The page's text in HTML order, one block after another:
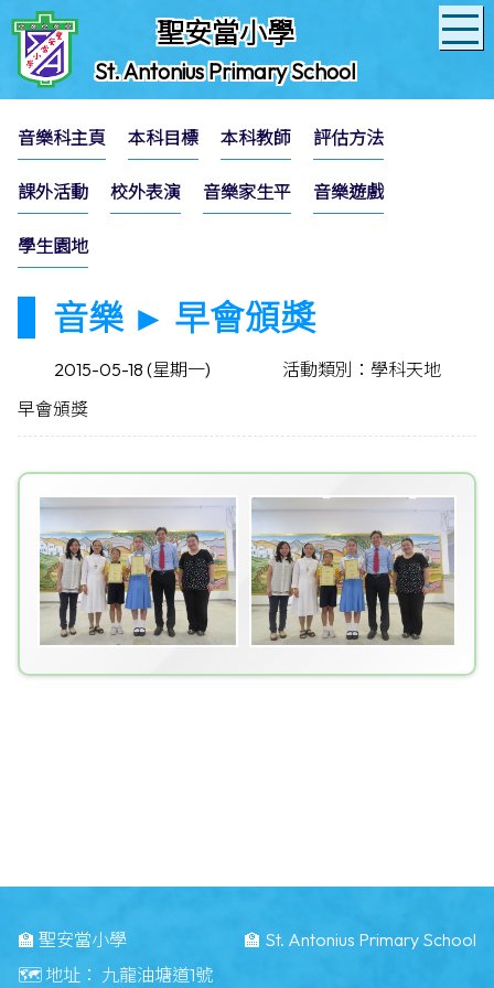
聖安當小學
St. Antonius Primary School
音樂科主頁 本科目標 本科教師 評估方法
課外活動 校外表演 音樂家生平 音樂遊戲
學生園地
音樂 ► 早會頒獎
2015-05-18 (星期一)
活動類別：學科天地
早會頒獎
🏫 聖安當小學
🏫 St. Antonius Primary School
🗺️ 地址： 九龍油塘道1號